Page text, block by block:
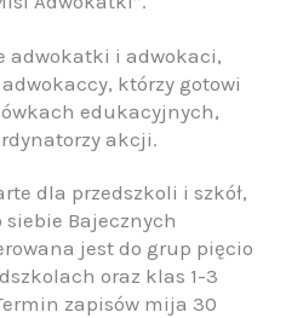
adwokatki i adwokaci,
którzy gotowi
edukacyjnych,
akcji.
dla przedszkoli i szkół,
Bajecznych
jest do grup pięcio
oraz klas 1-3
zapisów mija 30